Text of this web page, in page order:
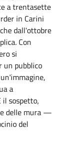
a trentasette
in Carini
dall'ottobre
Con
si
un pubblico
a
il sospetto,
delle mura —
del